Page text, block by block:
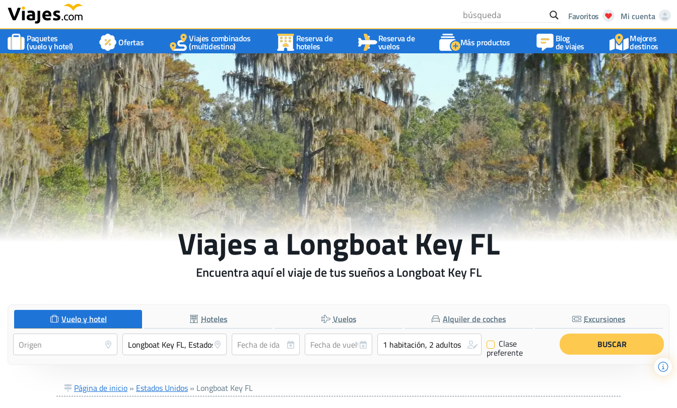
Favoritos
Mi cuenta
Paquetes
(vuelo y hotel) Ofertas Viajes combinados
(multidestino)
Reserva de
hoteles
Reserva de
vuelos Más productos Blog
de viajes
Mejores
destinos
Viajes a Longboat Key FL
Encuentra aquí el viaje de tus sueños a Longboat Key FL
Vuelo y hotel Hoteles Vuelos Alquiler de coches Excursiones
✔ Clase
preferente
Página de inicio » Estados Unidos » Longboat Key FL